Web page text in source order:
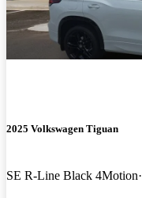
2025 Volkswagen Tiguan
SE R-Line Black 4Motion